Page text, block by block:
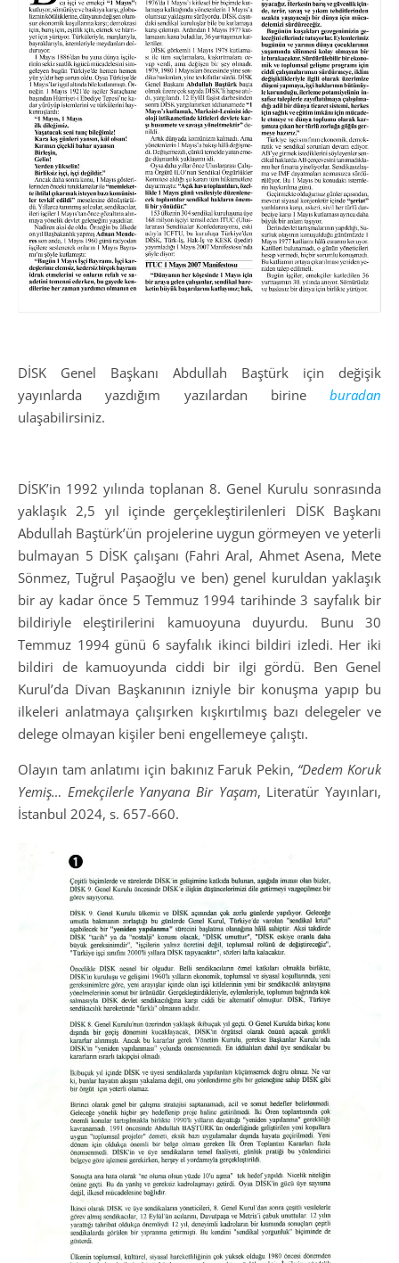
DİSK Genel Başkanı Abdullah Baştürk için değişik
yayınlarda yazdığım yazılardan birine buradan
ulaşabilirsiniz.
DİSK’in 1992 yılında toplanan 8. Genel Kurulu sonrasında
yaklaşık 2,5 yıl içinde gerçekleştirilenleri DİSK Başkanı
Abdullah Baştürk’ün projelerine uygun görmeyen ve yeterli
bulmayan 5 DİSK çalışanı (Fahri Aral, Ahmet Asena, Mete
Sönmez, Tuğrul Paşaoğlu ve ben) genel kuruldan yaklaşık
bir ay kadar önce 5 Temmuz 1994 tarihinde 3 sayfalık bir
bildiriyle eleştirilerini kamuoyuna duyurdu. Bunu 30
Temmuz 1994 günü 6 sayfalık ikinci bildiri izledi. Her iki
bildiri de kamuoyunda ciddi bir ilgi gördü. Ben Genel
Kurul’da Divan Başkanının izniyle bir konuşma yapıp bu
ilkeleri anlatmaya çalışırken kışkırtılmış bazı delegeler ve
delege olmayan kişiler beni engellemeye çalıştı.
Olayın tam anlatımı için bakınız Faruk Pekin, “Dedem Koruk
Yemiş… Emekçilerle Yanyana Bir Yaşam, Literatür Yayınları,
İstanbul 2024, s. 657-660.